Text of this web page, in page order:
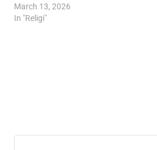
March 13, 2026
In "Religi"